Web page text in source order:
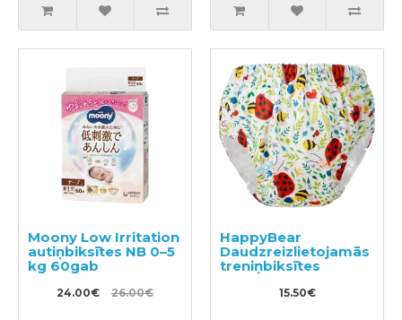
Moony Low Irritation
autiņbiksītes NB 0–5
kg 60gab
24.00€ 26.00€
HappyBear
Daudzreizlietojamās
treniņbiksītes
15.50€